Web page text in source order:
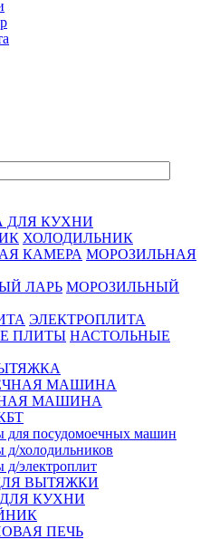
ДЛЯ КУХНИ
ХОЛОДИЛЬНИК
МОРОЗИЛЬНАЯ
МОРОЗИЛЬНЫЙ
ЭЛЕКТРОПЛИТА
НАСТОЛЬНЫЕ
МАШИНА
для посудомоечных машин
д/холодильников
д/электроплит
ВЫТЯЖКИ
КУХНИ